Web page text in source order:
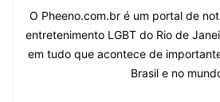
O Pheeno.com.br é um portal de
entretenimento LGBT do Rio de
em tudo que acontece de
Brasil e no